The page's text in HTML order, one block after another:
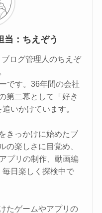
：ちえぞう
ログ管理人のちえぞ
です。36年間の会社
第二幕として「好き
いかけています。
きっかけに始めたブ
の楽しさに目覚め、
プリの制作、動画編
日楽しく探検中で
たゲームやアプリの